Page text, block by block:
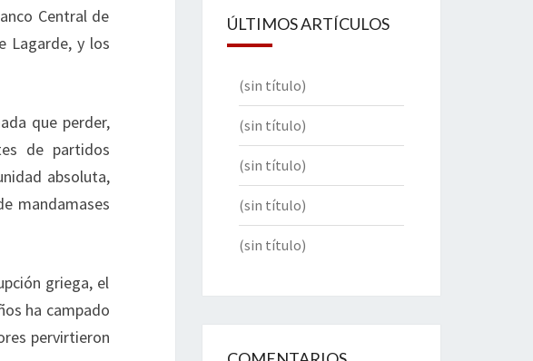
Central de
Lagarde, y los
que perder,
de partidos
absoluta,
mandamases
griega, el
ha campado
pervirtieron
ÚLTIMOS ARTÍCULOS
(sin título)
(sin título)
(sin título)
(sin título)
(sin título)